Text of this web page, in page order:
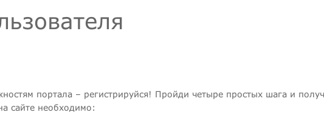
портала – регистрируйся! Пройди четыре простых шага и
сайте необходимо: